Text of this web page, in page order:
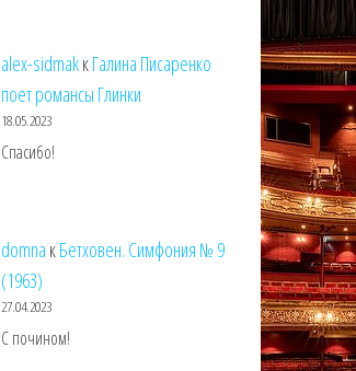
alex-sidmakкГалина Писаренко
поет романсы Глинки
18.05.2023
Спасибо!
domna кБетховен. Симфония № 9
(1963)
27.04.2023
С почином!